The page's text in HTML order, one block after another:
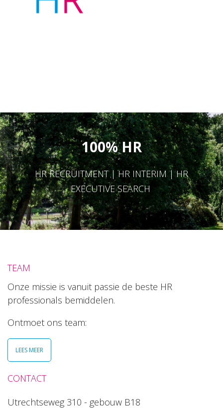
100% HR
HR RECRUITMENT | HR INTERIM | HR
EXECUTIVE SEARCH
TEAM
Onze missie is vanuit passie de beste HR
professionals bemiddelen.
Ontmoet ons team:
LEES MEER
CONTACT
Utrechtseweg 310 - gebouw B18